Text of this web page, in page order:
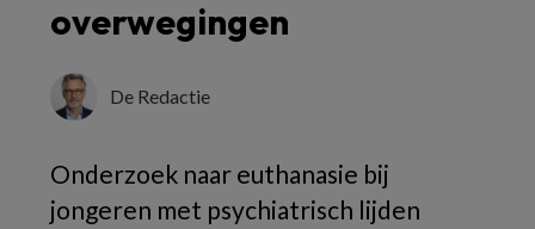
overwegingen
De Redactie
Onderzoek naar euthanasie bij
jongeren met psychiatrisch lijden